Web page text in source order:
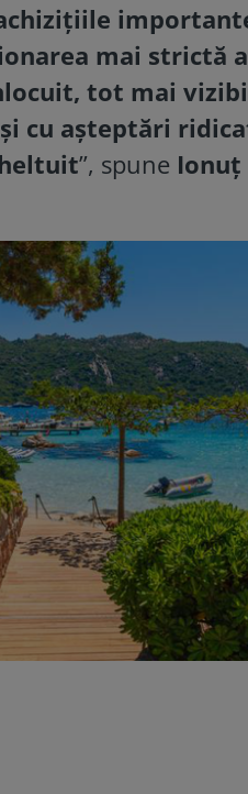
mai strictă
tot mai
cu așteptări
”, spune Ionuț